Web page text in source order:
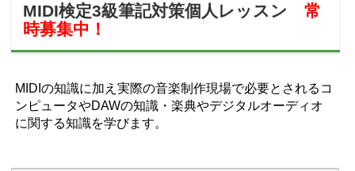
MIDI検定3級筆記対策個人レッスン
常
時募集中！
MIDIの知識に加え実際の音楽制作現場で必要とされるコ
ンピュータやDAWの知識・楽典やデジタルオーディオ
に関する知識を学びます。